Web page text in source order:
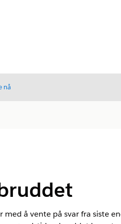
nå
å vente på svar fra siste